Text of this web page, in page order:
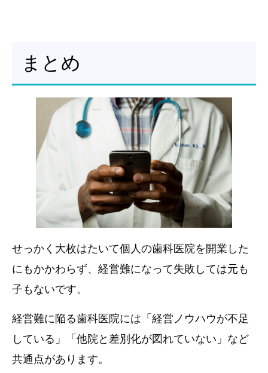
まとめ
せっかく大枚はたいて個人の歯科医院を開業した
にもかかわらず、経営難になって失敗しては元も
子もないです。
経営難に陥る歯科医院には「経営ノウハウが不足
している」「他院と差別化が図れていない」など
共通点があります。